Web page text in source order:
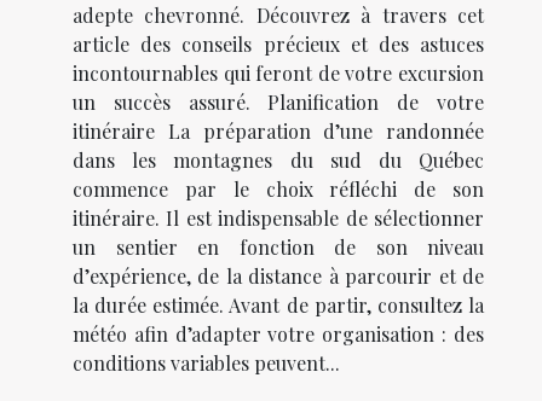
adepte chevronné. Découvrez à travers cet
article des conseils précieux et des astuces
incontournables qui feront de votre excursion
un succès assuré. Planification de votre
itinéraire La préparation d’une randonnée
dans les montagnes du sud du Québec
commence par le choix réfléchi de son
itinéraire. Il est indispensable de sélectionner
un sentier en fonction de son niveau
d’expérience, de la distance à parcourir et de
la durée estimée. Avant de partir, consultez la
météo afin d’adapter votre organisation : des
conditions variables peuvent...